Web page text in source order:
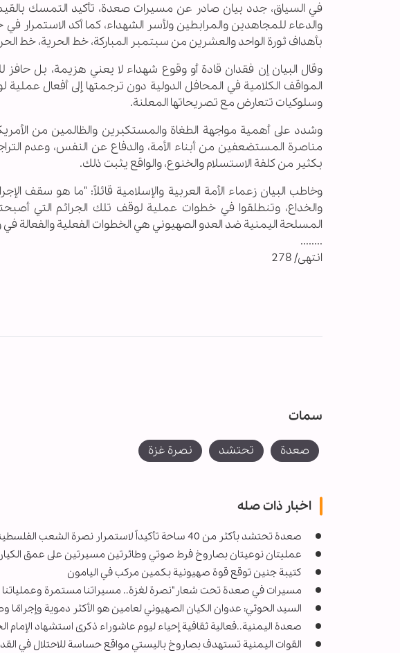
في السياق، جدد بيان صادر عن مسيرات صعدة، تأكيد التمسك بالقيم
والدعاء للمجاهدين والمرابطين ولأسر الشهداء، كما أكد الاستمرار في
بأهداف ثورة الواحد والعشرين من سبتمبر المباركة، خط الحرية، خط
وقال البيان إن فقدان قادة أو وقوع شهداء لا يعني هزيمة، بل
المواقف الكلامية في المحافل الدولية دون ترجمتها إلى أفعال
وسلوكيات تتعارض مع تصريحاتها المعلنة.
وشدد على أهمية مواجهة الطغاة والمستكبرين والظالمين من
مناصرة المستضعفين من أبناء الأمة، والدفاع عن النفس، وعدم
بكثير من كلفة الاستسلام والخنوع، والواقع يثبت ذلك.
وخاطب البيان زعماء الأمة العربية والإسلامية قائلاً: "ما هو سقف
والخداع، وتنطلقوا في خطوات عملية لوقف تلك الجرائم التي
المسلحة اليمنية ضد العدو الصهيوني هي الخطوات الفعلية والفعالة
........
انتهى/ 278
سمات
صعدة تحتشد نصرة غزة
اخبار ذات صله
صعدة تحتشد بأكثر من 40 ساحة تأكيداً لاستمرار نصرة الشعب الفلسطيني
عملیتان نوعيتان بصاروخ فرط صوتي وطائرتين مسيرتين على عمق
كتيبة جنين توقع قوة صهيونية بكمين مركب في اليامون
مسيرات في صعدة تحت شعار"نصرة لغزة.. مسيراتنا مستمرة
السيد الحوثي: عدوان الكيان الصهيوني لعامين هو الأكثر دموية وإجرامًا
صعدة اليمنية..فعالية ثقافية إحياء ليوم عاشوراء ذكرى استشهاد الإمام
القوات اليمنية تستهدف بصاروخ باليستي مواقع حساسة للاحتلال في